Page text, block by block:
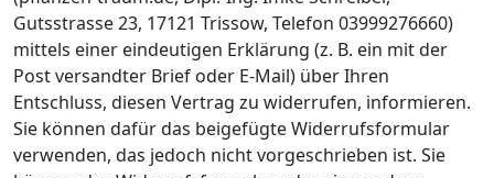
Gutsstrasse 23, 17121 Trissow, Telefon 03999276660)
mittels einer eindeutigen Erklärung (z. B. ein mit der
Post versandter Brief oder E-Mail) über Ihren
Entschluss, diesen Vertrag zu widerrufen, informieren.
Sie können dafür das beigefügte Widerrufsformular
verwenden, das jedoch nicht vorgeschrieben ist. Sie